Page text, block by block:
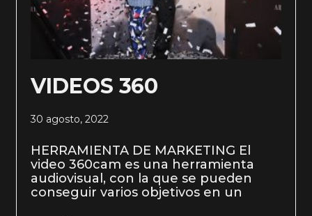
VIDEOS 360
30 agosto, 2022
HERRAMIENTA DE MARKETING El
video 360cam es una herramienta
audiovisual, con la que se pueden
conseguir varios objetivos en un